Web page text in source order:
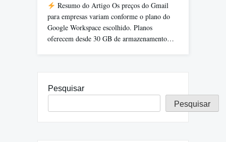
Resumo do Artigo Os preços do Gmail
para empresas variam conforme o plano do
Google Workspace escolhido. Planos
oferecem desde 30 GB de armazenamento…
Pesquisar
Pesquisar